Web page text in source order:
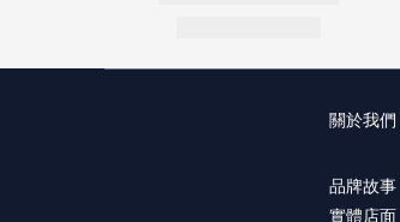
關於我們
品牌故事
實體店面